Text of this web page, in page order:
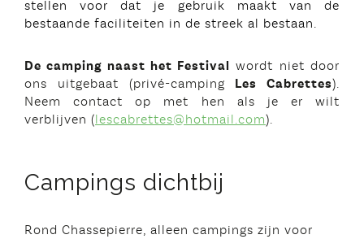
stellen voor dat je gebruik maakt van de
bestaande faciliteiten in de streek al bestaan.
De camping naast het Festival wordt niet door
ons uitgebaat (privé-camping Les Cabrettes).
Neem contact op met hen als je er wilt
verblijven (lescabrettes@hotmail.com).
Campings dichtbij
Rond Chassepierre, alleen campings zijn voor